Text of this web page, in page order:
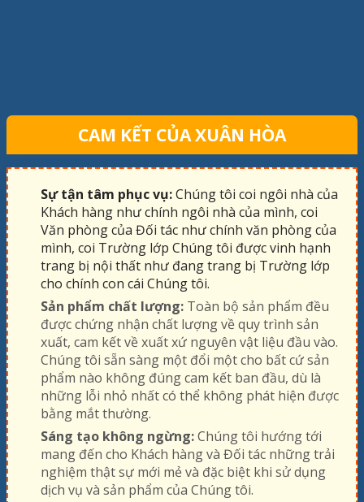
CAM KẾT CỦA XUÂN HÒA
Sự tận tâm phục vụ:Chúng tôi coi ngôi nhà của
Khách hàng như chính ngôi nhà của mình, coi
Văn phòng của Đối tác như chính văn phòng của
mình, coi Trường lớp Chúng tôi được vinh hạnh
trang bị nội thất như đang trang bị Trường lớp
cho chính con cái Chúng tôi.
Sản phẩm chất lượng: Toàn bộ sản phẩm đều
được chứng nhận chất lượng về quy trình sản
xuất, cam kết về xuất xứ nguyên vật liệu đầu vào.
Chúng tôi sẵn sàng một đổi một cho bất cứ sản
phẩm nào không đúng cam kết ban đầu, dù là
những lỗi nhỏ nhất có thể không phát hiện được
bằng mắt thường.
Sáng tạo không ngừng:Chúng tôi hướng tới
mang đến cho Khách hàng và Đối tác những trải
nghiệm thật sự mới mẻ và đặc biệt khi sử dụng
dịch vụ và sản phẩm của Chúng tôi.